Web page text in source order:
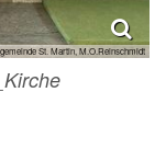
St. Martin, M.O.Reinschmidt